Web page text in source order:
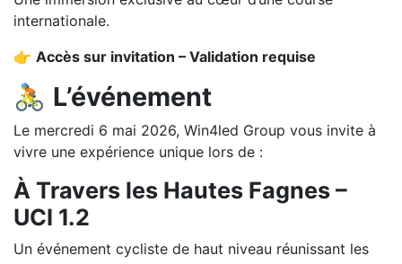
internationale.
👉 Accès sur invitation – Validation requise
🚴 L’événement
Le mercredi 6 mai 2026, Win4led Group vous invite à
vivre une expérience unique lors de :
À Travers les Hautes Fagnes –
UCI 1.2
Un événement cycliste de haut niveau réunissant les